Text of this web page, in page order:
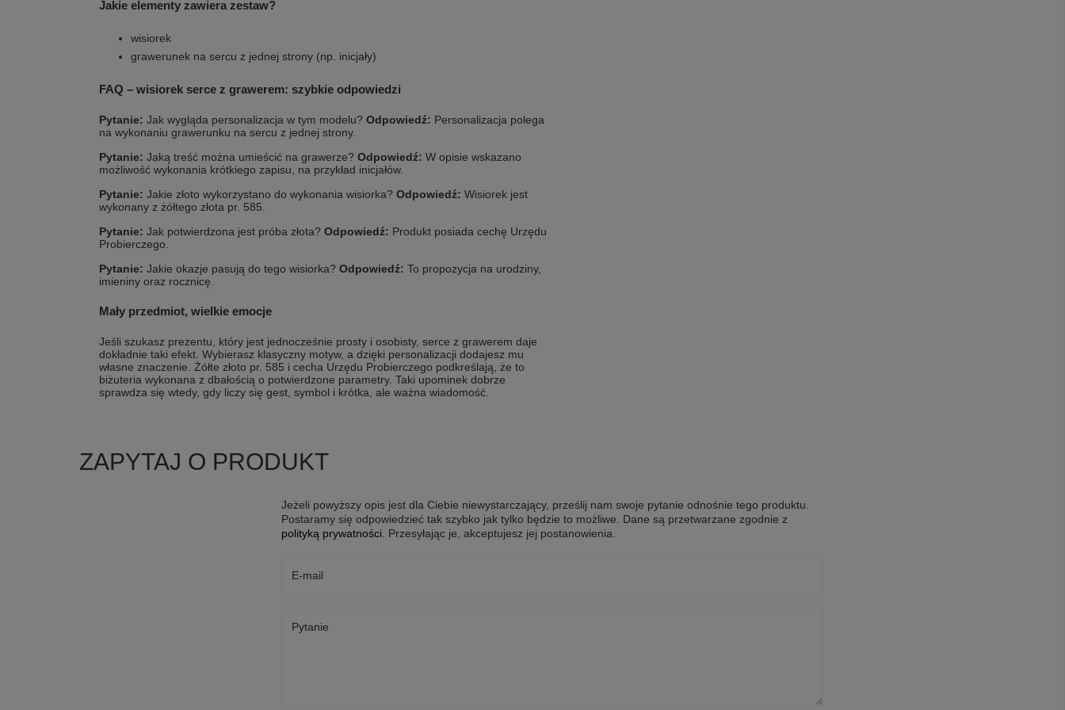
Jakie elementy zawiera zestaw?
wisiorek
grawerunek na sercu z jednej strony (np. inicjały)
FAQ – wisiorek serce z grawerem: szybkie odpowiedzi
Pytanie: Jak wygląda personalizacja w tym modelu? Odpowiedź: Personalizacja polega
na wykonaniu grawerunku na sercu z jednej strony.
Pytanie: Jaką treść można umieścić na grawerze? Odpowiedź: W opisie wskazano
możliwość wykonania krótkiego zapisu, na przykład inicjałów.
Pytanie: Jakie złoto wykorzystano do wykonania wisiorka? Odpowiedź: Wisiorek jest
wykonany z żółtego złota pr. 585.
Pytanie: Jak potwierdzona jest próba złota? Odpowiedź: Produkt posiada cechę Urzędu
Probierczego.
Pytanie: Jakie okazje pasują do tego wisiorka? Odpowiedź: To propozycja na urodziny,
imieniny oraz rocznicę.
Mały przedmiot, wielkie emocje
Jeśli szukasz prezentu, który jest jednocześnie prosty i osobisty, serce z grawerem daje
dokładnie taki efekt. Wybierasz klasyczny motyw, a dzięki personalizacji dodajesz mu
własne znaczenie. Żółte złoto pr. 585 i cecha Urzędu Probierczego podkreślają, że to
biżuteria wykonana z dbałością o potwierdzone parametry. Taki upominek dobrze
sprawdza się wtedy, gdy liczy się gest, symbol i krótka, ale ważna wiadomość.
ZAPYTAJ O PRODUKT
Jeżeli powyższy opis jest dla Ciebie niewystarczający, prześlij nam swoje pytanie odnośnie tego produktu.
Postaramy się odpowiedzieć tak szybko jak tylko będzie to możliwe. Dane są przetwarzane zgodnie z
polityką prywatności . Przesyłając je, akceptujesz jej postanowienia.
E-mail
Pytanie